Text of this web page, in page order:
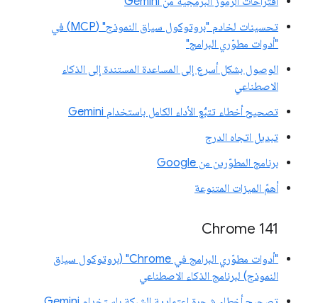
تحسينات لخادم "بروتوكول سياق النموذج" (MCP) في
"أدوات مطوّري البرامج"
الوصول بشكل أسرع إلى المساعدة المستندة إلى الذكاء
الاصطناعي
تصحيح أخطاء تتبُّع الأداء الكامل باستخدام Gemini
تبديل اتجاه الدرج
برنامج المطوّرين من Google
أهمّ الميزات المتنوعة
‫Chrome 141
"أدوات مطوّري البرامج في Chrome" (بروتوكول سياق
النموذج) لبرنامج الذكاء الاصطناعي